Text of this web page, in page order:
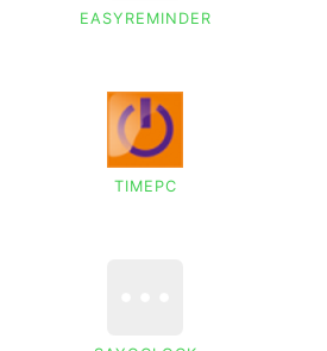
EASYREMINDER
TIMEPC